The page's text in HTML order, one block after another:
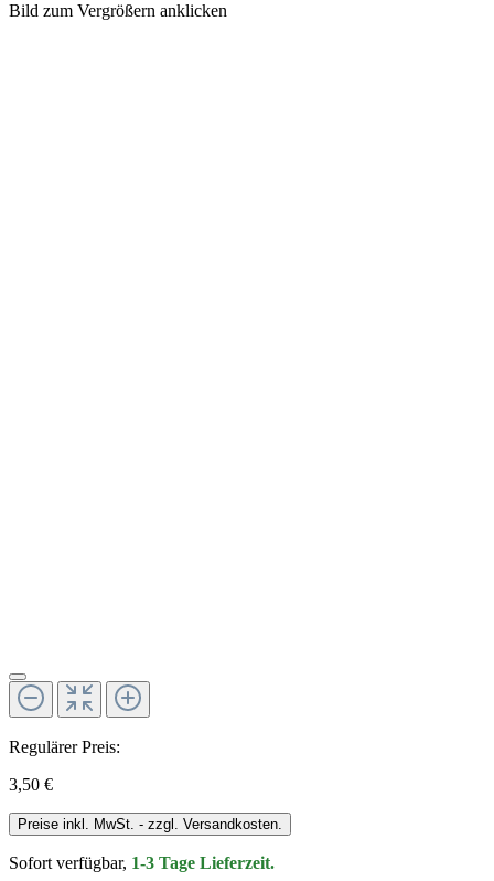
Bild zum Vergrößern anklicken
Regulärer Preis:
3,50 €
Preise inkl. MwSt. - zzgl. Versandkosten.
Sofort verfügbar, 1-3 Tage Lieferzeit.